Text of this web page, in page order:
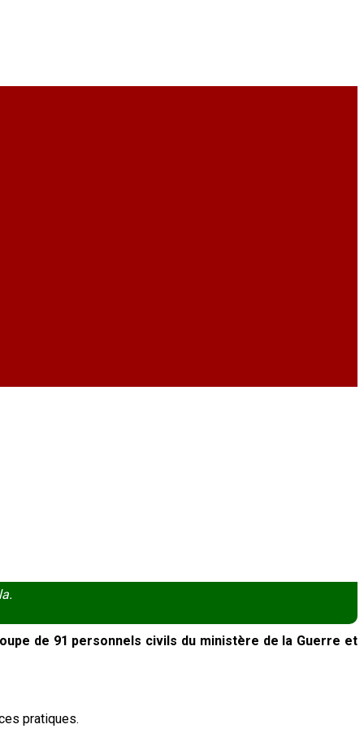
de 91 personnels civils du ministère de la Guerre et
pratiques.